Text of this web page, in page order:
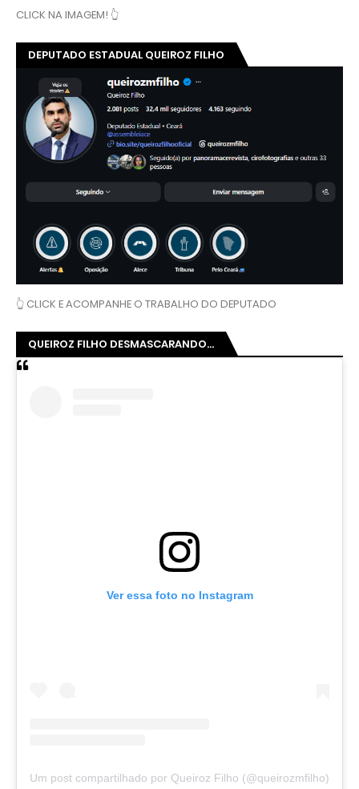
CLICK NA IMAGEM! 👆
DEPUTADO ESTADUAL QUEIROZ FILHO
👆 CLICK E ACOMPANHE O TRABALHO DO DEPUTADO
QUEIROZ FILHO DESMASCARANDO...
Ver essa foto no Instagram
Um post compartilhado por Queiroz Filho (@queirozmfilho)